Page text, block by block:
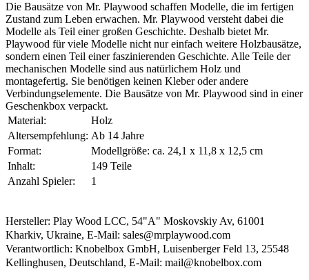
Die Bausätze von Mr. Playwood schaffen Modelle, die im fertigen
Zustand zum Leben erwachen. Mr. Playwood versteht dabei die
Modelle als Teil einer großen Geschichte. Deshalb bietet Mr.
Playwood für viele Modelle nicht nur einfach weitere Holzbausätze,
sondern einen Teil einer faszinierenden Geschichte. Alle Teile der
mechanischen Modelle sind aus natürlichem Holz und
montagefertig. Sie benötigen keinen Kleber oder andere
Verbindungselemente. Die Bausätze von Mr. Playwood sind in einer
Geschenkbox verpackt.
Material:
Holz
Altersempfehlung: Ab 14 Jahre
Format:
Modellgröße: ca. 24,1 x 11,8 x 12,5 cm
Inhalt:
149 Teile
Anzahl Spieler:
1
Hersteller: Play Wood LCC, 54"A" Moskovskiy Av, 61001
Kharkiv, Ukraine, E-Mail: sales@mrplaywood.com
Verantwortlich: Knobelbox GmbH, Luisenberger Feld 13, 25548
Kellinghusen, Deutschland, E-Mail: mail@knobelbox.com